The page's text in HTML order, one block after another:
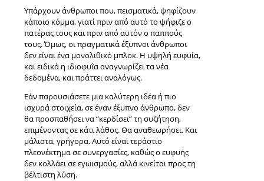
Υπάρχουν άνθρωποι που, πεισματικά, ψηφίζουν
κάποιο κόμμα, γιατί πριν από αυτό το ψήφιζε ο
πατέρας τους και πριν από αυτόν ο παππούς
τους. Όμως, οι πραγματικά έξυπνοι άνθρωποι
δεν είναι ένα μονολιθικό μπλοκ. Η υψηλή ευφυία,
και ειδικά η ιδιοφυΐα αναγνωρίζει τα νέα
δεδομένα, και πράττει αναλόγως.
Εάν παρουσιάσετε μια καλύτερη ιδέα ή πιο
ισχυρά στοιχεία, σε έναν έξυπνο άνθρωπο, δεν
θα προσπαθήσει να “κερδίσει” τη συζήτηση,
επιμένοντας σε κάτι λάθος. Θα αναθεωρήσει. Και
μάλιστα, γρήγορα. Αυτό είναι τεράστιο
πλεονέκτημα σε συνεργασίες, καθώς ο ευφυής
δεν κολλάει σε εγωισμούς, αλλά κινείται προς τη
βέλτιστη λύση.